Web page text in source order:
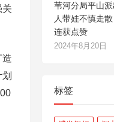
关
苇河分局平山
人带娃不慎走
连获点赞
2024年8月20日
标签